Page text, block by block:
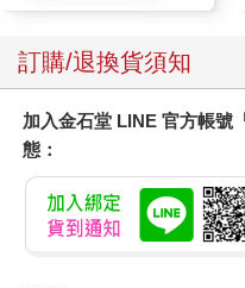
訂購/退換貨須知
加入金石堂 LINE 官方帳號
態：